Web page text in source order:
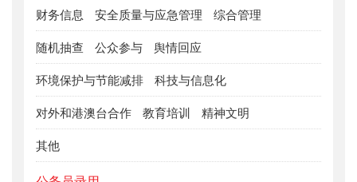
财务信息
安全质量与应急管理
综合管理
随机抽查
公众参与
舆情回应
环境保护与节能减排
科技与信息化
对外和港澳台合作
教育培训
精神文明
其他